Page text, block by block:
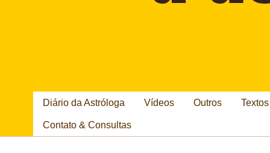
Diário da Astróloga Vídeos Outros
Contato & Consultas